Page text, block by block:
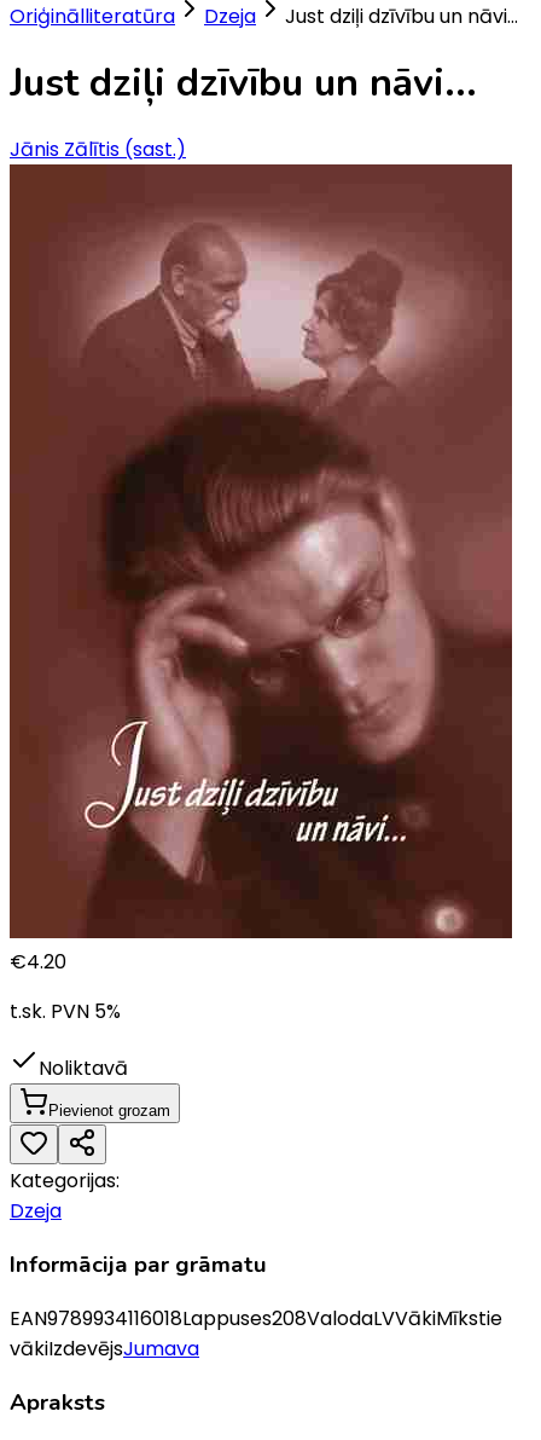
Oriģinālliteratūra
Dzeja Just dziļi dzīvību un nāvi...
Just dziļi dzīvību un nāvi...
Jānis Zālītis (sast.)
€4.20
t.sk. PVN 5%
Noliktavā
Pievienot grozam
Kategorijas:
Dzeja
Informācija par grāmatu
EAN9789934116018Lappuses208ValodaLVVākiMīkstie
vākiIzdevējsJumava
Apraksts